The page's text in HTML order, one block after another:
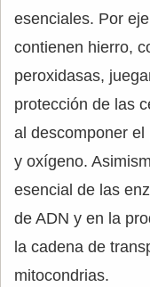
esenciales. Por
contienen hierro,
peroxidasas,
protección de las
al descomponer
y oxígeno.
esencial de las
de ADN y en la
la cadena de
mitocondrias.